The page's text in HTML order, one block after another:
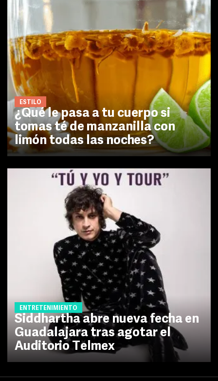
ESTILO
¿Qué le pasa a tu cuerpo si
tomas té de manzanilla con
limón todas las noches?
ENTRETENIMIENTO
Siddhartha abre nueva fecha en
Guadalajara tras agotar el
Auditorio Telmex